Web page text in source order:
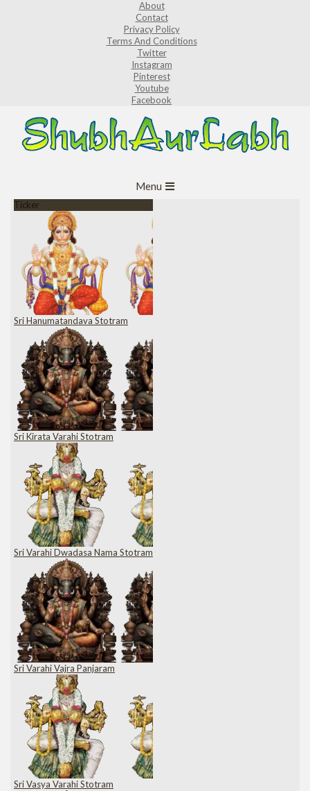
About
Contact
Privacy Policy
Terms And Conditions
Twitter
Instagram
Pinterest
Youtube
Facebook
Navigation
Menu
Ticker
Sri Hanumatandava Stotram
Sri Kirata Varahi Stotram
Sri Varahi Dwadasa Nama Stotram
Sri Varahi Vajra Panjaram
Sri Vasya Varahi Stotram